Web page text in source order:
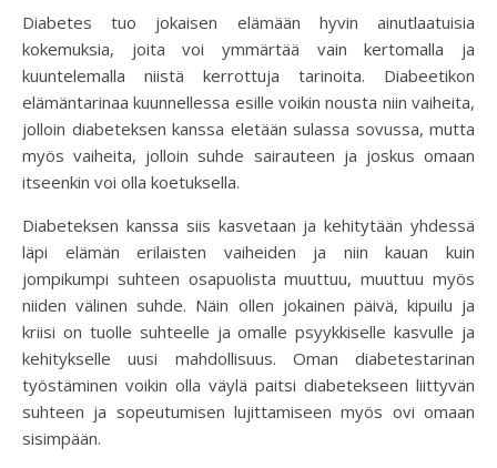
Diabetes tuo jokaisen elämään hyvin ainutlaatuisia
kokemuksia, joita voi ymmärtää vain kertomalla ja
kuuntelemalla niistä kerrottuja tarinoita. Diabeetikon
elämäntarinaa kuunnellessa esille voikin nousta niin vaiheita,
jolloin diabeteksen kanssa eletään sulassa sovussa, mutta
myös vaiheita, jolloin suhde sairauteen ja joskus omaan
itseenkin voi olla koetuksella.
Diabeteksen kanssa siis kasvetaan ja kehitytään yhdessä
läpi elämän erilaisten vaiheiden ja niin kauan kuin
jompikumpi suhteen osapuolista muuttuu, muuttuu myös
niiden välinen suhde. Näin ollen jokainen päivä, kipuilu ja
kriisi on tuolle suhteelle ja omalle psyykkiselle kasvulle ja
kehitykselle uusi mahdollisuus. Oman diabetestarinan
työstäminen voikin olla väylä paitsi diabetekseen liittyvän
suhteen ja sopeutumisen lujittamiseen myös ovi omaan
sisimpään.